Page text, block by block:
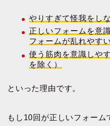
やりすぎて怪我をし
正しいフォームを意
フォームが乱れやす
使う筋肉を意識しや
を除く）
といった理由です。
もし10回が正しいフォー